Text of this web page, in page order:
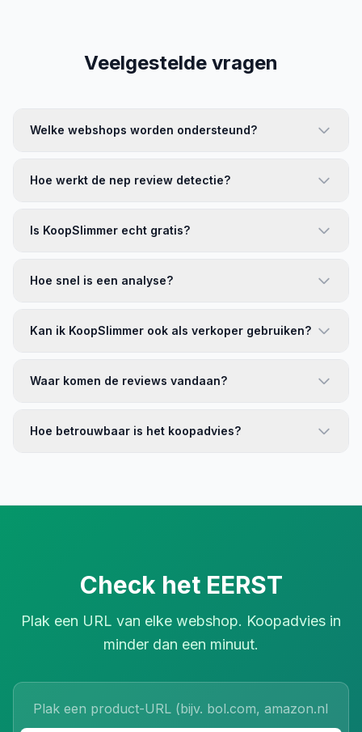
Veelgestelde vragen
Welke webshops worden ondersteund?
Hoe werkt de nep review detectie?
Is KoopSlimmer echt gratis?
Hoe snel is een analyse?
Kan ik KoopSlimmer ook als verkoper gebruiken?
Waar komen de reviews vandaan?
Hoe betrouwbaar is het koopadvies?
Check het EERST
Plak een URL van elke webshop. Koopadvies in
minder dan een minuut.